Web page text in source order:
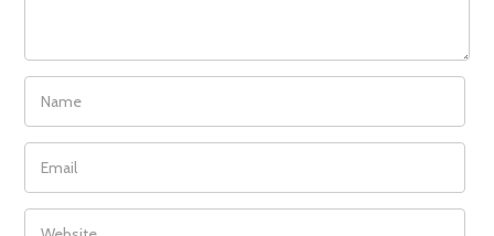
NAME
EMAIL
WEBSITE